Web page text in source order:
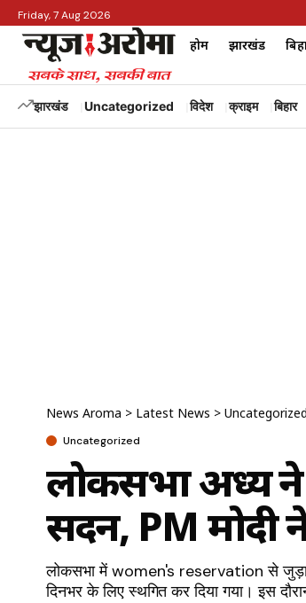
Friday, 7 Aug 2026
होम झारखंड
झारखंड Uncategorized विदेश क्राइम बिहार
News Aroma > Latest News > Uncategorized
Uncategorized
लोकसभा अध्यक्ष
सदन, PM मोदी
लोकसभा में women's reservation से जुड़ा
दिनभर के लिए स्थगित कर दिया गया। इस